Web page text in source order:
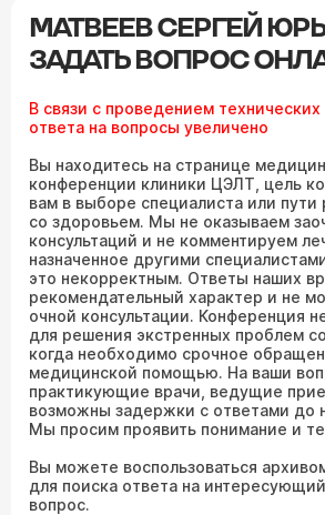
МАТВЕЕВ СЕРГЕЙ
ЗАДАТЬ ВОПРОС
В связи с проведением
ответа на вопросы увеличено
Вы находитесь на странице
конференции клиники ЦЭЛТ, цель
вам в выборе специалиста или
со здоровьем. Мы не оказываем
консультаций и не комментируем
назначенное другими
это некорректным. Ответы наших
рекомендательный характер и не
очной консультации. Конференция
для решения экстренных проблем
когда необходимо срочное
медицинской помощью. На ваши
практикующие врачи, ведущие
возможны задержки с ответами до
Мы просим проявить понимание и
Вы можете воспользоваться
для поиска ответа на
вопрос.